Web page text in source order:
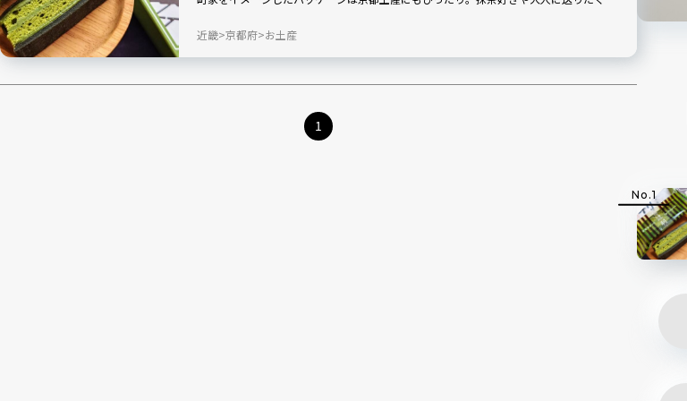
近畿 京都府 お土産
1